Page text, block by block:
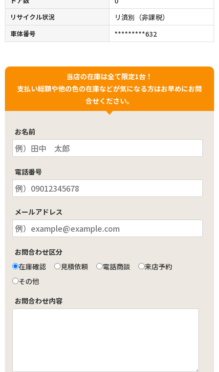
リサイクル状況 リ済別（非課税）
車体番号 *********632
当店の在庫は全て限定1台！
支払い総額や他の色の在庫などが気になる方はお早めにお問
合せください。
お名前
電話番号
メールアドレス
お問合わせ区分
在庫確認
見積依頼 電話商談
来店予約
その他
お問合わせ内容